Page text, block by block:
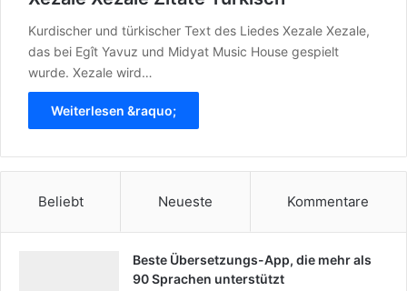
Kurdischer und türkischer Text des Liedes Xezale Xezale,
das bei Egît Yavuz und Midyat Music House gespielt
wurde. Xezale wird…
Weiterlesen &raquo;
Beliebt Neueste Kommentare
Beste Übersetzungs-App, die mehr als
90 Sprachen unterstützt